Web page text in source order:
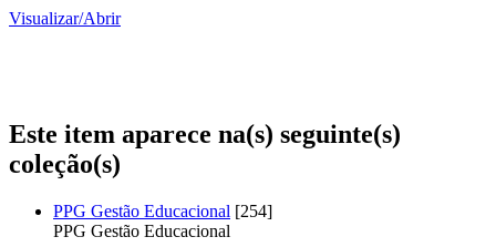
Visualizar/Abrir
Este item aparece na(s) seguinte(s)
coleção(s)
PPG Gestão Educacional [254]
PPG Gestão Educacional